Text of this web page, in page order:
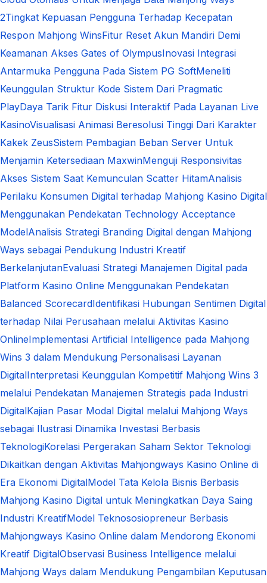
2Tingkat Kepuasan Pengguna Terhadap Kecepatan
Respon Mahjong WinsFitur Reset Akun Mandiri Demi
Keamanan Akses Gates of OlympusInovasi Integrasi
Antarmuka Pengguna Pada Sistem PG SoftMeneliti
Keunggulan Struktur Kode Sistem Dari Pragmatic
PlayDaya Tarik Fitur Diskusi Interaktif Pada Layanan Live
KasinoVisualisasi Animasi Beresolusi Tinggi Dari Karakter
Kakek ZeusSistem Pembagian Beban Server Untuk
Menjamin Ketersediaan MaxwinMenguji Responsivitas
Akses Sistem Saat Kemunculan Scatter HitamAnalisis
Perilaku Konsumen Digital terhadap Mahjong Kasino Digital
Menggunakan Pendekatan Technology Acceptance
ModelAnalisis Strategi Branding Digital dengan Mahjong
Ways sebagai Pendukung Industri Kreatif
BerkelanjutanEvaluasi Strategi Manajemen Digital pada
Platform Kasino Online Menggunakan Pendekatan
Balanced ScorecardIdentifikasi Hubungan Sentimen Digital
terhadap Nilai Perusahaan melalui Aktivitas Kasino
OnlineImplementasi Artificial Intelligence pada Mahjong
Wins 3 dalam Mendukung Personalisasi Layanan
DigitalInterpretasi Keunggulan Kompetitif Mahjong Wins 3
melalui Pendekatan Manajemen Strategis pada Industri
DigitalKajian Pasar Modal Digital melalui Mahjong Ways
sebagai Ilustrasi Dinamika Investasi Berbasis
TeknologiKorelasi Pergerakan Saham Sektor Teknologi
Dikaitkan dengan Aktivitas Mahjongways Kasino Online di
Era Ekonomi DigitalModel Tata Kelola Bisnis Berbasis
Mahjong Kasino Digital untuk Meningkatkan Daya Saing
Industri KreatifModel Teknososiopreneur Berbasis
Mahjongways Kasino Online dalam Mendorong Ekonomi
Kreatif DigitalObservasi Business Intelligence melalui
Mahjong Ways dalam Mendukung Pengambilan Keputusan